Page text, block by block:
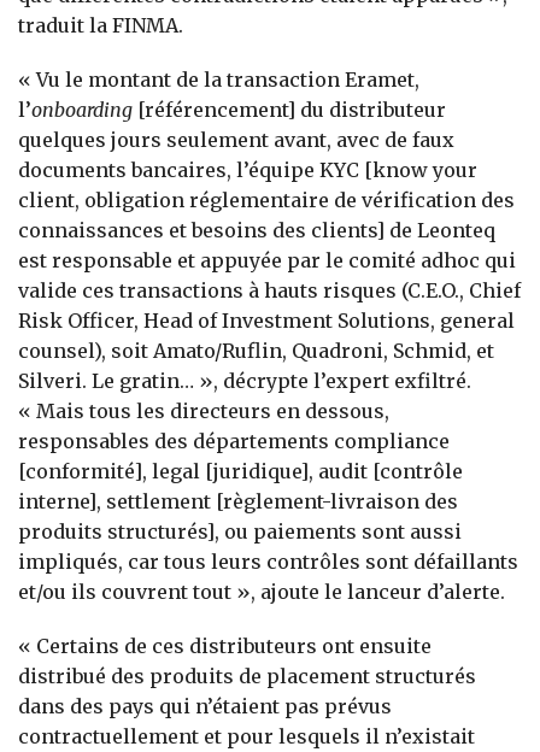
traduit la FINMA.
« Vu le montant de la transaction Eramet,
l’onboarding [référencement] du distributeur
quelques jours seulement avant, avec de faux
documents bancaires, l’équipe KYC [know your
client, obligation réglementaire de vérification des
connaissances et besoins des clients] de Leonteq
est responsable et appuyée par le comité adhoc qui
valide ces transactions à hauts risques (C.E.O., Chief
Risk Officer, Head of Investment Solutions, general
counsel), soit Amato/Ruflin, Quadroni, Schmid, et
Silveri. Le gratin… », décrypte l’expert exfiltré.
« Mais tous les directeurs en dessous,
responsables des départements compliance
[conformité], legal [juridique], audit [contrôle
interne], settlement [règlement-livraison des
produits structurés], ou paiements sont aussi
impliqués, car tous leurs contrôles sont défaillants
et/ou ils couvrent tout », ajoute le lanceur d’alerte.
« Certains de ces distributeurs ont ensuite
distribué des produits de placement structurés
dans des pays qui n’étaient pas prévus
contractuellement et pour lesquels il n’existait